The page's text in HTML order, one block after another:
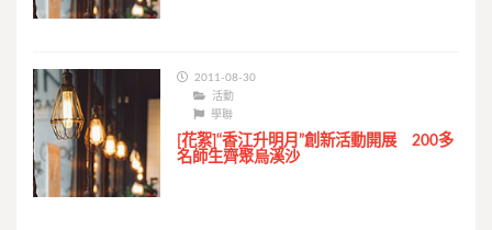
2011-08-30
活動
學聯
[花絮]“香江升明月”創新活動開展 200多
名師生齊聚烏溪沙